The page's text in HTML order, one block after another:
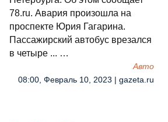
78.ru. Авария произошла на
проспекте Юрия Гагарина.
Пассажирский автобус врезался
в четыре ... …
Авто
08:00, Февраль 10, 2023 | gazeta.ru